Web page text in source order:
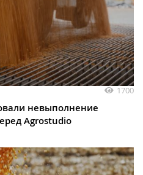
1700
невыполнение
Agrostudio